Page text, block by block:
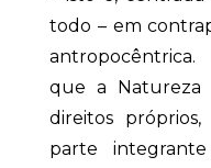
todo – em
antropocêntrica.
que a Natureza
direitos
parte